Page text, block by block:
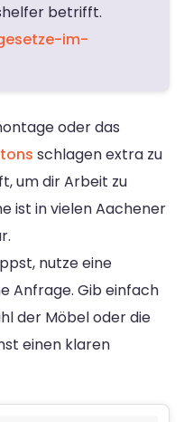
betrifft.
im-
oder das
schlagen extra zu
um dir Arbeit zu
ist in vielen Aachener
nutze eine
Anfrage. Gib einfach
der Möbel oder die
einen klaren